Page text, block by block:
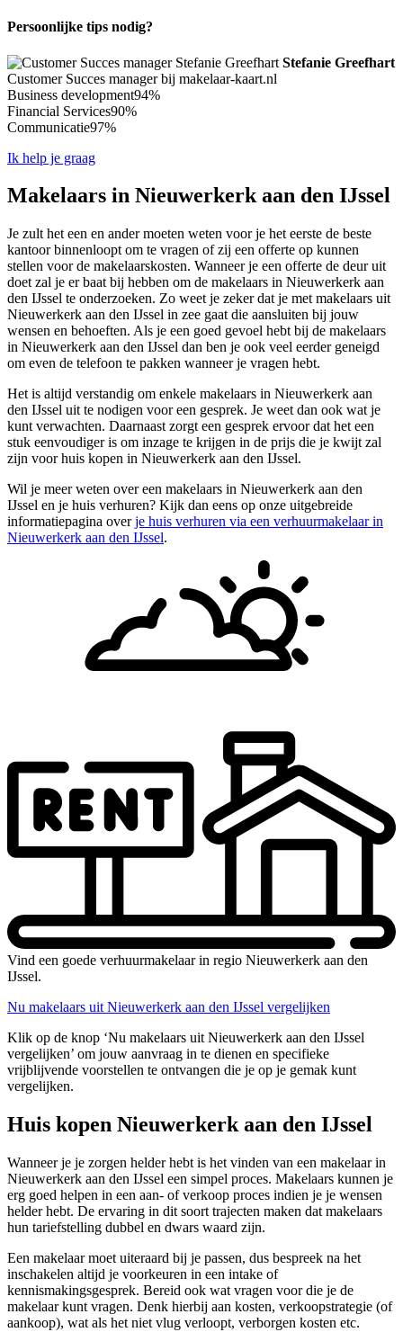
Persoonlijke tips nodig?
Stefanie Greefhart
Customer Succes manager bij makelaar-kaart.nl
Business development94%
Financial Services90%
Communicatie97%
Ik help je graag
Makelaars in Nieuwerkerk aan den IJssel
Je zult het een en ander moeten weten voor je het eerste de beste
kantoor binnenloopt om te vragen of zij een offerte op kunnen
stellen voor de makelaarskosten. Wanneer je een offerte de deur uit
doet zal je er baat bij hebben om de makelaars in Nieuwerkerk aan
den IJssel te onderzoeken. Zo weet je zeker dat je met makelaars uit
Nieuwerkerk aan den IJssel in zee gaat die aansluiten bij jouw
wensen en behoeften. Als je een goed gevoel hebt bij de makelaars
in Nieuwerkerk aan den IJssel dan ben je ook veel eerder geneigd
om even de telefoon te pakken wanneer je vragen hebt.
Het is altijd verstandig om enkele makelaars in Nieuwerkerk aan
den IJssel uit te nodigen voor een gesprek. Je weet dan ook wat je
kunt verwachten. Daarnaast zorgt een gesprek ervoor dat het een
stuk eenvoudiger is om inzage te krijgen in de prijs die je kwijt zal
zijn voor huis kopen in Nieuwerkerk aan den IJssel.
Wil je meer weten over een makelaars in Nieuwerkerk aan den
IJssel en je huis verhuren? Kijk dan eens op onze uitgebreide
informatiepagina overje huis verhuren via een verhuurmakelaar in
Nieuwerkerk aan den IJssel.
Vind een goede verhuurmakelaar in regio Nieuwerkerk aan den
IJssel.
Nu makelaars uit Nieuwerkerk aan den IJssel vergelijken
Klik op de knop ‘Nu makelaars uit Nieuwerkerk aan den IJssel
vergelijken’ om jouw aanvraag in te dienen en specifieke
vrijblijvende voorstellen te ontvangen die je op je gemak kunt
vergelijken.
Huis kopen Nieuwerkerk aan den IJssel
Wanneer je je zorgen helder hebt is het vinden van een makelaar in
Nieuwerkerk aan den IJssel een simpel proces. Makelaars kunnen je
erg goed helpen in een aan- of verkoop proces indien je je wensen
helder hebt. De ervaring in dit soort trajecten maken dat makelaars
hun tariefstelling dubbel en dwars waard zijn.
Een makelaar moet uiteraard bij je passen, dus bespreek na het
inschakelen altijd je voorkeuren in een intake of
kennismakingsgesprek. Bereid ook wat vragen voor die je de
makelaar kunt vragen. Denk hierbij aan kosten, verkoopstrategie (of
aankoop), wat als het niet vlug verloopt, verborgen kosten etc.